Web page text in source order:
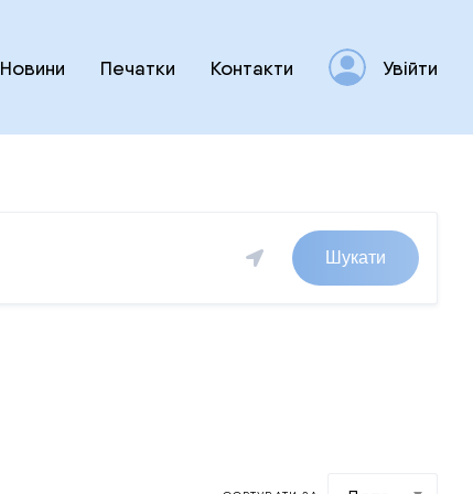
Новини Печатки Контакти Увійти
Шукати